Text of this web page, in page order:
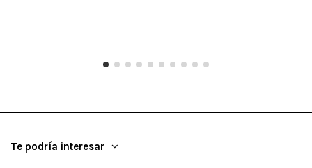
Te podría interesar